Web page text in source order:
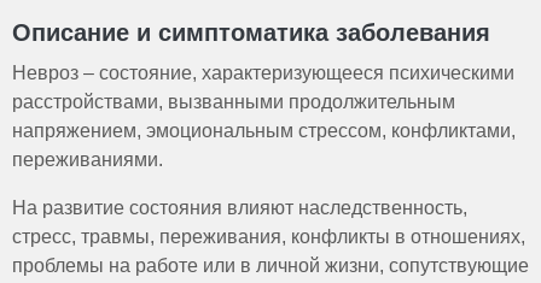
Описание и симптоматика заболевания
Невроз – состояние, характеризующееся психическими
расстройствами, вызванными продолжительным
напряжением, эмоциональным стрессом, конфликтами,
переживаниями.
На развитие состояния влияют наследственность,
стресс, травмы, переживания, конфликты в отношениях,
проблемы на работе или в личной жизни, сопутствующие